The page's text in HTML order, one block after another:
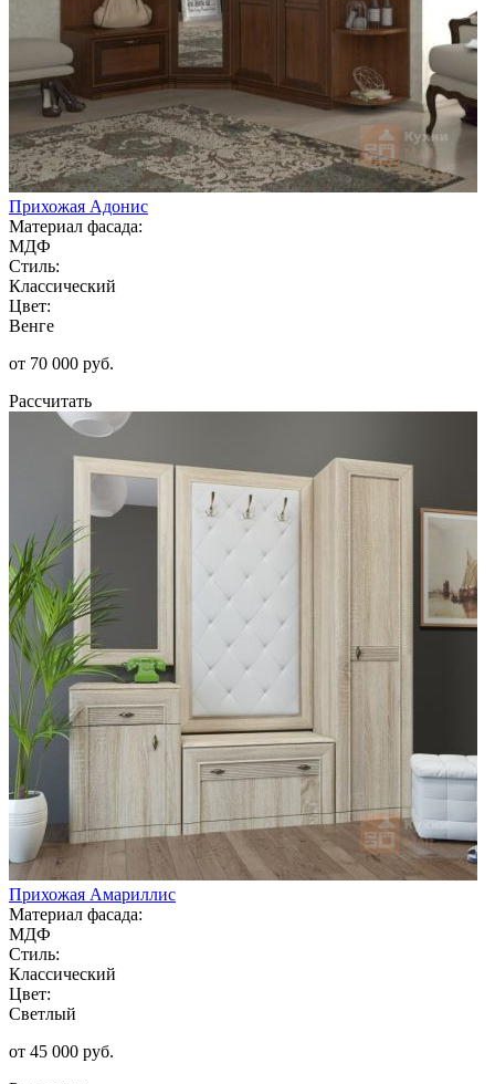
Прихожая Адонис
Материал фасада:
МДФ
Стиль:
Классический
Цвет:
Венге
от 70 000 руб.
Рассчитать
Прихожая Амариллис
Материал фасада:
МДФ
Стиль:
Классический
Цвет:
Светлый
от 45 000 руб.